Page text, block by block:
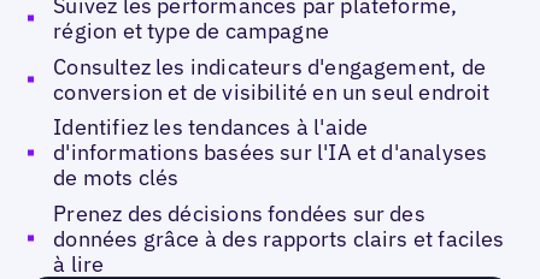
Suivez les performances par plateforme,
région et type de campagne
Consultez les indicateurs d'engagement, de
conversion et de visibilité en un seul endroit
Identifiez les tendances à l'aide
d'informations basées sur l'IA et d'analyses
de mots clés
Prenez des décisions fondées sur des
données grâce à des rapports clairs et faciles
à lire